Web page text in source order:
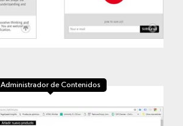
Administrador de Contenidos